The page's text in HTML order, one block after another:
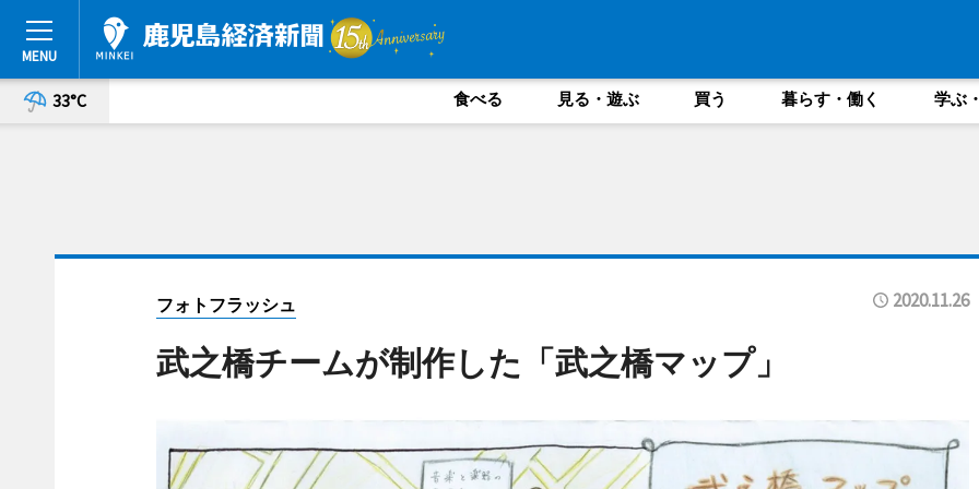
33°C 食べる 見る・遊ぶ 買う 暮らす・働く 学ぶ
フォトフラッシュ 2020.11.26
武之橋チームが制作した「武之橋マップ」